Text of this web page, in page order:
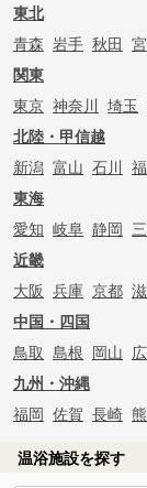
東北
青森 岩手 秋田
関東
東京 神奈川 埼玉
北陸・甲信越
新潟 富山 石川
東海
愛知 岐阜 静岡
近畿
大阪 兵庫 京都
中国・四国
鳥取 島根 岡山
九州・沖縄
福岡 佐賀 長崎
温浴施設を探す